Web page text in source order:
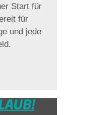
Start für
für
und jede